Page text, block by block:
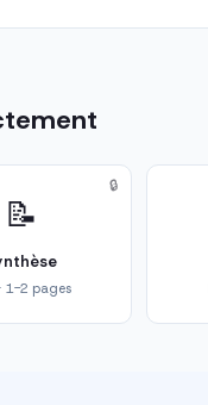
📝
· 1-2 pages
🔒